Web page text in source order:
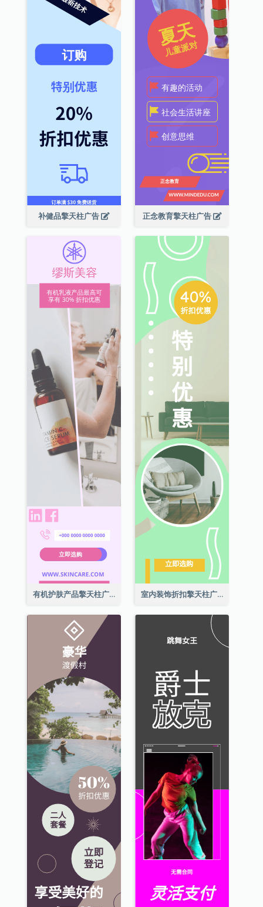
补健品擎天柱广告 正念教育擎天柱广告
有机护肤产品擎天柱广告 室内装饰折扣擎天柱广告